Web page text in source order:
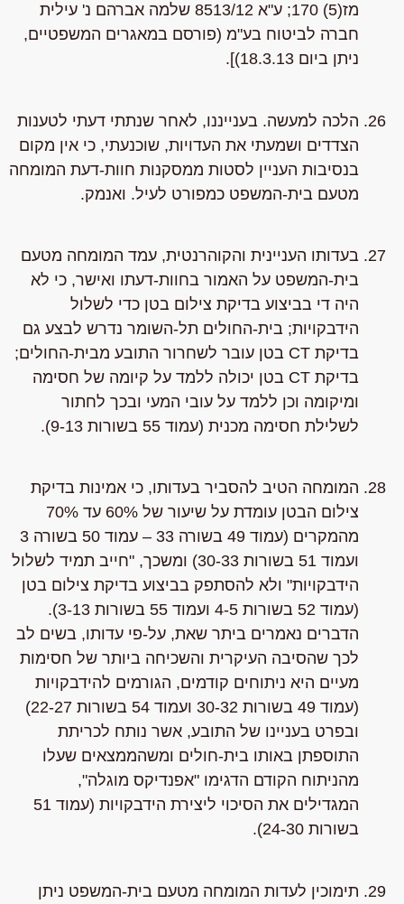
מז(5) 170; ע"א 8513/12 שלמה אברהם נ' עילית
חברה לביטוח בע"מ (פורסם במאגרים המשפטיים,
ניתן ביום 18.3.13)].
הלכה למעשה. בענייננו, לאחר שנתתי דעתי לטענות
הצדדים ושמעתי את העדויות, שוכנעתי, כי אין מקום
בנסיבות העניין לסטות ממסקנות חוות-דעת המומחה
מטעם בית-המשפט כמפורט לעיל. ואנמק.
בעדותו העניינית והקוהרנטית, עמד המומחה מטעם
בית-המשפט על האמור בחוות-דעתו ואישר, כי לא
היה די בביצוע בדיקת צילום בטן כדי לשלול
הידבקויות; בית-החולים תל-השומר נדרש לבצע גם
בדיקת CT בטן עובר לשחרור התובע מבית-החולים;
בדיקת CT בטן יכולה ללמד על קיומה של חסימה
ומיקומה וכן ללמד על עובי המעי ובכך לחתור
לשלילת חסימה מכנית (עמוד 55 בשורות 9-13).
המומחה הטיב להסביר בעדותו, כי אמינות בדיקת
צילום הבטן עומדת על שיעור של 60% עד 70%
מהמקרים (עמוד 49 בשורה 33 – עמוד 50 בשורה 3
ועמוד 51 בשורות 30-33) ומשכך, "חייב תמיד לשלול
הידבקויות" ולא להסתפק בביצוע בדיקת צילום בטן
(עמוד 52 בשורות 4-5 ועמוד 55 בשורות 3-13).
הדברים נאמרים ביתר שאת, על-פי עדותו, בשים לב
לכך שהסיבה העיקרית והשכיחה ביותר של חסימות
מעיים היא ניתוחים קודמים, הגורמים להידבקויות
(עמוד 49 בשורות 30-32 ועמוד 54 בשורות 22-27)
ובפרט בעניינו של התובע, אשר נותח לכריתת
התוספתן באותו בית-חולים ומשהממצאים שעלו
מהניתוח הקודם הדגימו "אפנדיקס מוגלה",
המגדילים את הסיכוי ליצירת הידבקויות (עמוד 51
בשורות 24-30).
תימוכין לעדות המומחה מטעם בית-המשפט ניתן